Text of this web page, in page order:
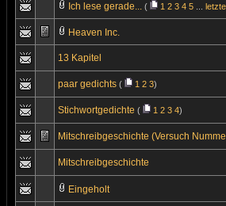
Ich lese gerade... ( 1 2 3 4 5
Heaven Inc.
13 Kapitel
paar gedichts ( 1 2 3)
Stichwortgedichte ( 1 2 3 4)
Mitschreibgeschichte (Versuch
Mitschreibgeschichte
Eingeholt